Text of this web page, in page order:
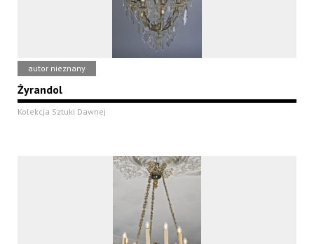
autor nieznany
Żyrandol
Kolekcja Sztuki Dawnej